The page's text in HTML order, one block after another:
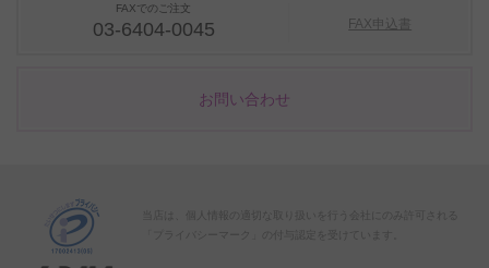
FAXでのご注文
03-6404-0045 FAX申込書
お問い合わせ
当店は、個人情報の適切な取り扱いを行う会社にのみ許可される
「プライバシーマーク」の付与認定を受けています。